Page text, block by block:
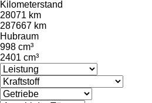
Kilometerstand
28071 km
287667 km
Hubraum
998 cm³
2401 cm³